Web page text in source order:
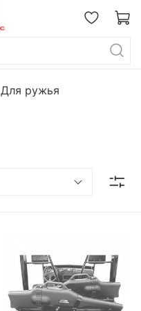
Для ружья